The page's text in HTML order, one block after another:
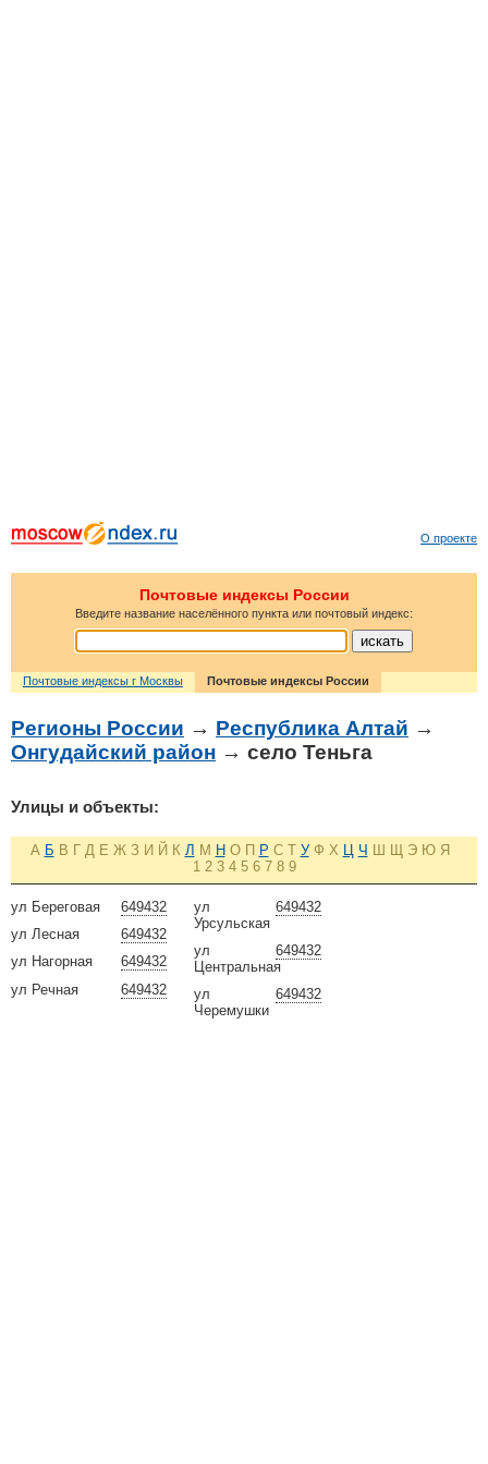
О проекте
Почтовые индексы России
Введите название населённого пункта или почтовый индекс:
Почтовые индексы г Москвы Почтовые индексы России
Регионы России → Республика Алтай →
Онгудайский район → село Теньга
Улицы и объекты:
А Б В Г Д Е Ж З И Й К Л М Н О П Р С Т У Ф Х Ц Ч Ш Щ Э Ю Я
1 2 3 4 5 6 7 8 9
649432
ул Береговая
649432
ул Лесная
649432
ул Нагорная
649432
ул Речная
649432
ул
Урсульская
649432
ул
Центральная
649432
ул
Черемушки